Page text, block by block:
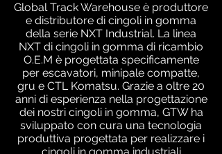
Global Track Warehouse è produttore
e distributore di cingoli in gomma
della serie NXT Industrial. La linea
NXT di cingoli in gomma di ricambio
O.E.M è progettata specificamente
per escavatori, minipale compatte,
gru e CTL Komatsu. Grazie a oltre 20
anni di esperienza nella progettazione
dei nostri cingoli in gomma, GTW ha
sviluppato con cura una tecnologia
produttiva progettata per realizzare i